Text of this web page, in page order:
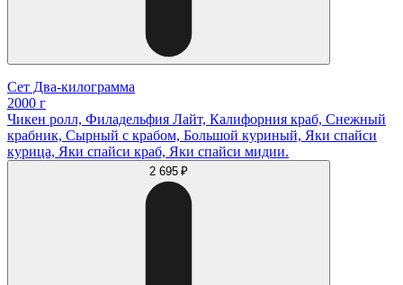
Сет Два-килограмма
2000 г
Чикен ролл, Филадельфия Лайт, Калифорния краб, Снежный
крабник, Сырный с крабом, Большой куриный, Яки спайси
курица, Яки спайси краб, Яки спайси мидии.
2 695 ₽